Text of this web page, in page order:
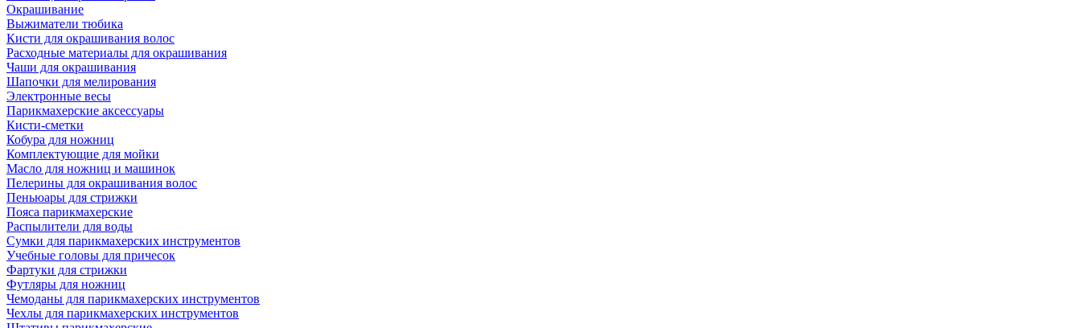
Окрашивание
Выжиматели тюбика
Кисти для окрашивания волос
Расходные материалы для окрашивания
Чаши для окрашивания
Шапочки для мелирования
Электронные весы
Парикмахерские аксессуары
Кисти-сметки
Кобура для ножниц
Комплектующие для мойки
Масло для ножниц и машинок
Пелерины для окрашивания волос
Пеньюары для стрижки
Пояса парикмахерские
Распылители для воды
Сумки для парикмахерских инструментов
Учебные головы для причесок
Фартуки для стрижки
Футляры для ножниц
Чемоданы для парикмахерских инструментов
Чехлы для парикмахерских инструментов